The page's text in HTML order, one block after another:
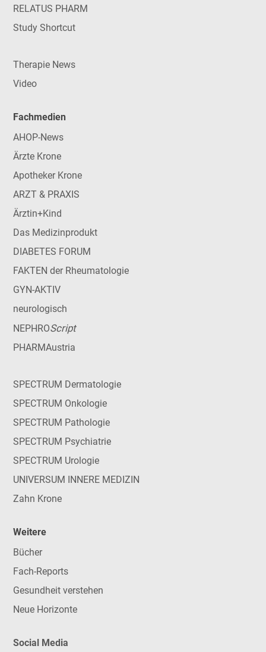
RELATUS PHARM
Study Shortcut
Therapie News
Video
Fachmedien
AHOP-News
Ärzte Krone
Apotheker Krone
ARZT & PRAXIS
Ärztin+Kind
Das Medizinprodukt
DIABETES FORUM
FAKTEN der Rheumatologie
GYN-AKTIV
neurologisch
NEPHROScript
PHARMAustria
SPECTRUM Dermatologie
SPECTRUM Onkologie
SPECTRUM Pathologie
SPECTRUM Psychiatrie
SPECTRUM Urologie
UNIVERSUM INNERE MEDIZIN
Zahn Krone
Weitere
Bücher
Fach-Reports
Gesundheit verstehen
Neue Horizonte
Social Media